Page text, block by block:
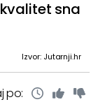
sna
Izvor: Jutarnji.hr
po: